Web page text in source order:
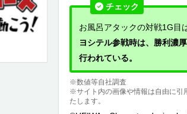
お風呂アタックの対戦1G目
ヨシテル参戦時は、勝利濃
行われている。
※数値等自社調査
※サイト内の画像や情報は自由に引
たします。